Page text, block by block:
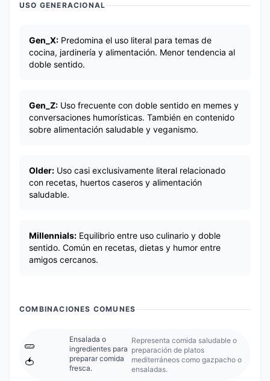
USO GENERACIONAL
Gen_X: Predomina el uso literal para temas de
cocina, jardinería y alimentación. Menor tendencia al
doble sentido.
Gen_Z: Uso frecuente con doble sentido en memes y
conversaciones humorísticas. También en contenido
sobre alimentación saludable y veganismo.
Older: Uso casi exclusivamente literal relacionado
con recetas, huertos caseros y alimentación
saludable.
Millennials: Equilibrio entre uso culinario y doble
sentido. Común en recetas, dietas y humor entre
amigos cercanos.
COMBINACIONES COMUNES
🥒
🍅
Ensalada o
ingredientes para
preparar comida
fresca.
Representa comida saludable o
preparación de platos
mediterráneos como gazpacho o
ensaladas.